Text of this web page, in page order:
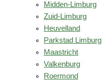
Midden-Limburg
Zuid-Limburg
Heuvelland
Parkstad Limburg
Maastricht
Valkenburg
Roermond